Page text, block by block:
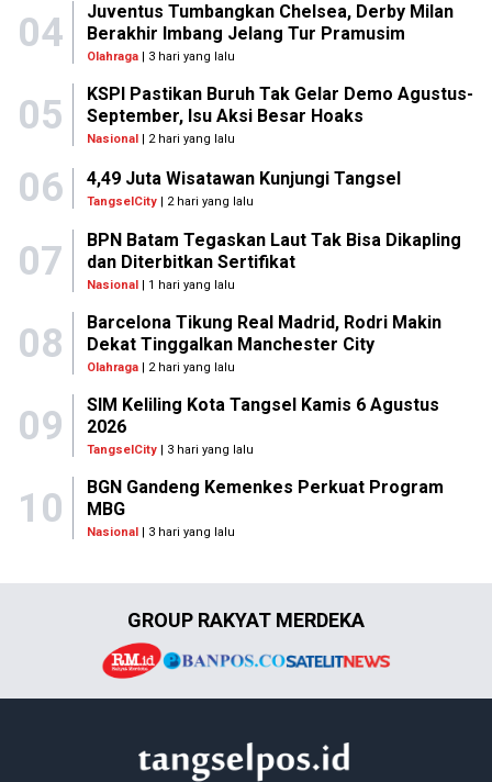
04
Juventus Tumbangkan Chelsea, Derby Milan
Berakhir Imbang Jelang Tur Pramusim
Olahraga| 3 hari yang lalu
05
KSPI Pastikan Buruh Tak Gelar Demo Agustus-
September, Isu Aksi Besar Hoaks
Nasional| 2 hari yang lalu
06 4,49 Juta Wisatawan Kunjungi Tangsel
TangselCity | 2 hari yang lalu
07
BPN Batam Tegaskan Laut Tak Bisa Dikapling
dan Diterbitkan Sertifikat
Nasional| 1 hari yang lalu
08
Barcelona Tikung Real Madrid, Rodri Makin
Dekat Tinggalkan Manchester City
Olahraga| 2 hari yang lalu
09
SIM Keliling Kota Tangsel Kamis 6 Agustus
2026
TangselCity| 3 hari yang lalu
10
BGN Gandeng Kemenkes Perkuat Program
MBG
Nasional| 3 hari yang lalu
GROUP RAKYAT MERDEKA